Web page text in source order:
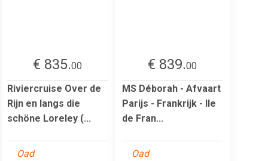
€ 835.00
Riviercruise Over de
Rijn en langs die
schöne Loreley (...
Oad
€ 839.00
MS Déborah - Afvaart
Parijs - Frankrijk - Ile
de Fran...
Oad